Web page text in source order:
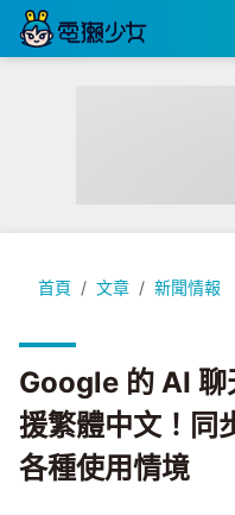
首頁 文章 新聞情報
Google 的 AI 聊天機
Google 的 AI 聊
援繁體中文！同
各種使用情境